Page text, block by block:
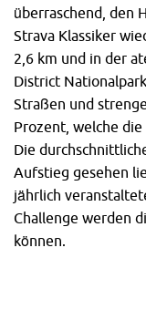
überraschend, den
Strava Klassiker
2,6 km und in der
District
Straßen und
Prozent, welche
Die
Aufstieg gesehen
jährlich
Challenge werden
können.